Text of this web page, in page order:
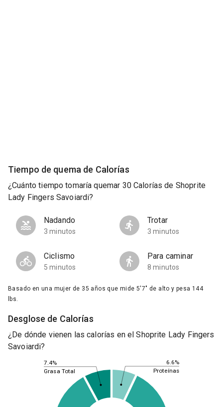
Tiempo de quema de Calorías
¿Cuánto tiempo tomaría quemar 30 Calorías de Shoprite
Lady Fingers Savoiardi?
Nadando
3 minutos
Trotar
3 minutos
Ciclismo
5 minutos
Para caminar
8 minutos
Basado en una mujer de 35 años que mide 5'7" de alto y pesa 144
lbs.
Desglose de Calorías
¿De dónde vienen las calorías en el Shoprite Lady Fingers
Savoiardi?
6.6%
7.4%
Proteínas
Grasa Total